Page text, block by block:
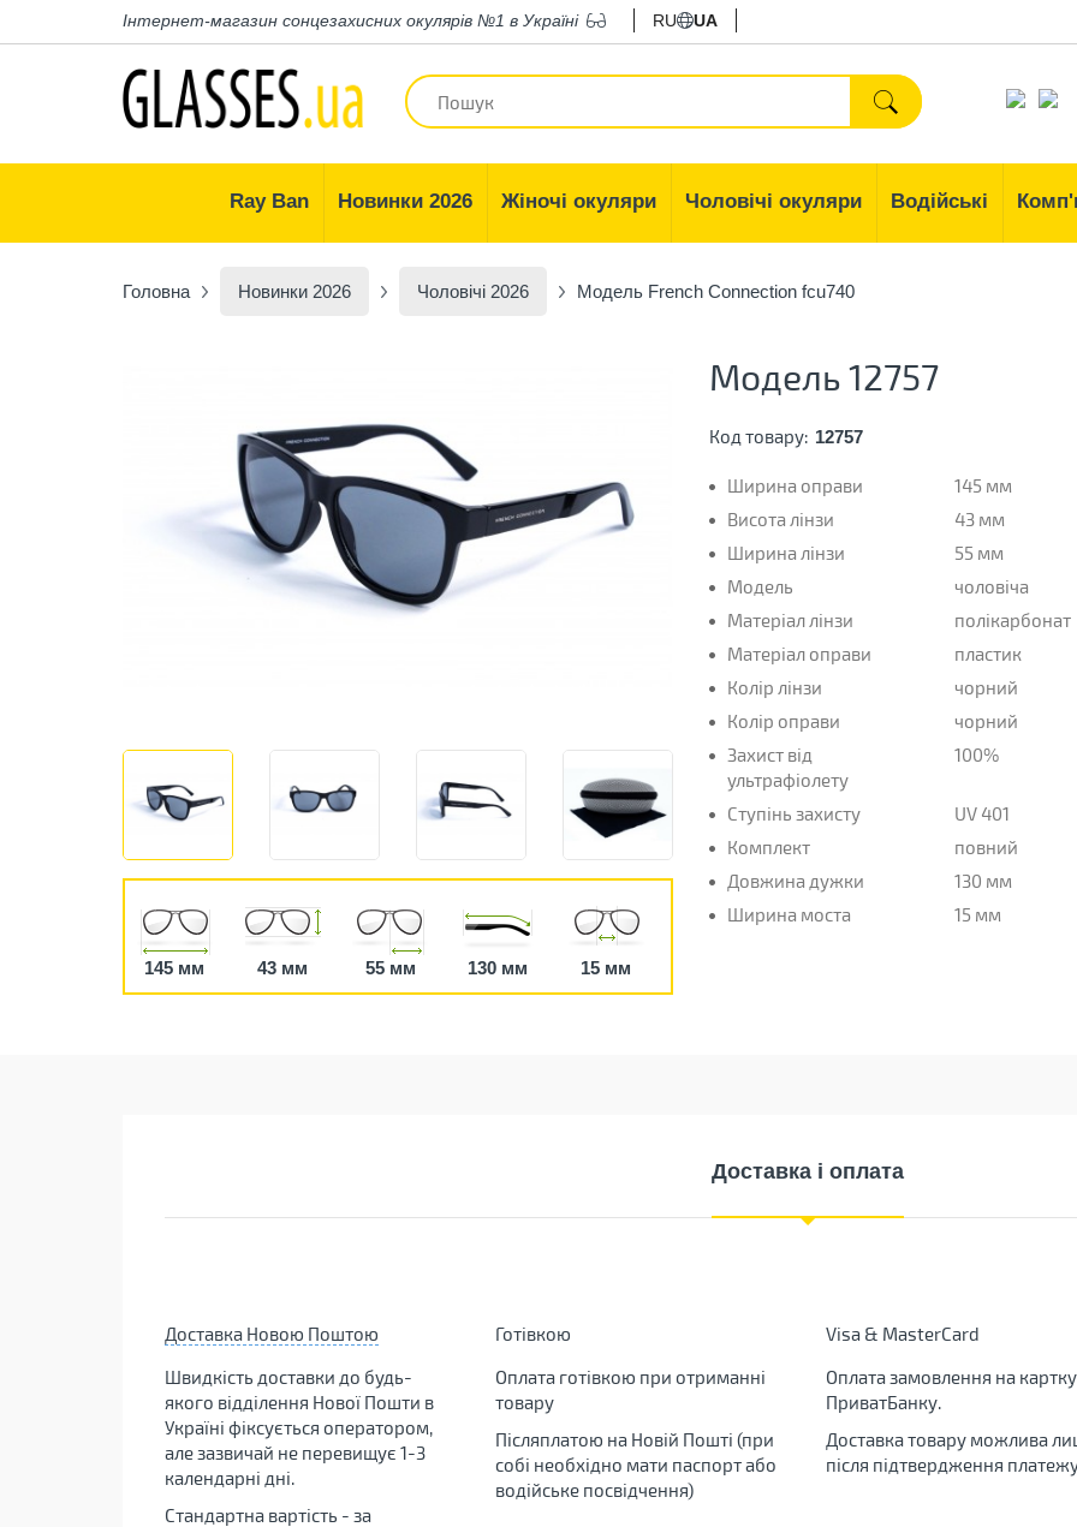
Інтернет-магазин сонцезахисних окулярів №1 в Україні RU UA
Ray Ban Новинки 2026 Жіночі окуляри Чоловічі окуляри Водійські
Головна Новинки 2026 Чоловічі 2026 Модель French Connection fcu740
145 мм 43 мм 55 мм 130 мм 15 мм
Модель 12757
Код товару: 12757
Ширина оправи
145 мм
Висота лінзи
43 мм
Ширина лінзи
55 мм
Модель
чоловіча
Матеріал лінзи
полікарбонат
Матеріал оправи
пластик
Колір лінзи
чорний
Колір оправи
чорний
Захист від
ультрафіолету
100%
Ступінь захисту
UV 401
Комплект
повний
Довжина дужки
130 мм
Ширина моста
15 мм
Доставка і оплата
Доставка Новою Поштою
Швидкість доставки до будь-
якого відділення Нової Пошти в
Україні фіксується оператором,
але зазвичай не перевищує 1-3
календарні дні.
Стандартна вартість - за
Готівкою
Оплата готівкою при отриманні
товару
Післяплатою на Новій Пошті (при
собі необхідно мати паспорт або
водійське посвідчення)
Visa & MasterCard
Оплата замовлення на картку
ПриватБанку.
Доставка товару можлива
після підтвердження